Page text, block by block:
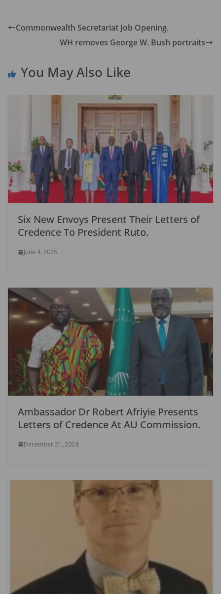
b
k
d
o
l e
Commonwealth Secretariat Job Opening.
WH removes George W. Bush portraits
You May Also Like
Six New Envoys Present Their Letters of
Credence To President Ruto.
June 4, 2025
Ambassador Dr Robert Afriyie Presents
Letters of Credence At AU Commission.
December 21, 2024